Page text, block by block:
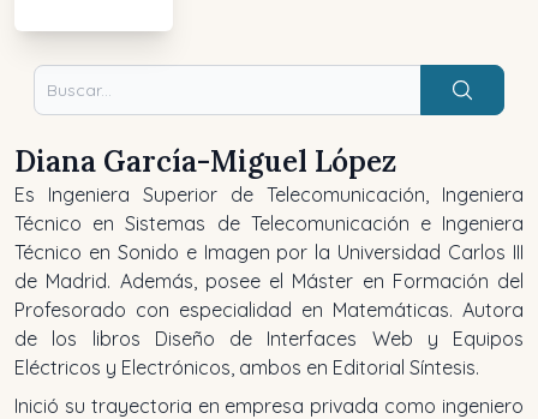
Buscar
Diana García-Miguel López
Es Ingeniera Superior de Telecomunicación, Ingeniera
Técnico en Sistemas de Telecomunicación e Ingeniera
Técnico en Sonido e Imagen por la Universidad Carlos III
de Madrid. Además, posee el Máster en Formación del
Profesorado con especialidad en Matemáticas. Autora
de los libros Diseño de Interfaces Web y Equipos
Eléctricos y Electrónicos , ambos en Editorial Síntesis.
Inició su trayectoria en empresa privada como ingeniero